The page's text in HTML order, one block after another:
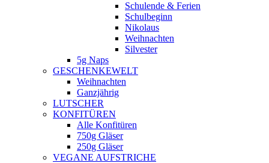
Schulende & Ferien
Schulbeginn
Nikolaus
Weihnachten
Silvester
5g Naps
GESCHENKEWELT
Weihnachten
Ganzjährig
LUTSCHER
KONFITÜREN
Alle Konfitüren
750g Gläser
250g Gläser
VEGANE AUFSTRICHE